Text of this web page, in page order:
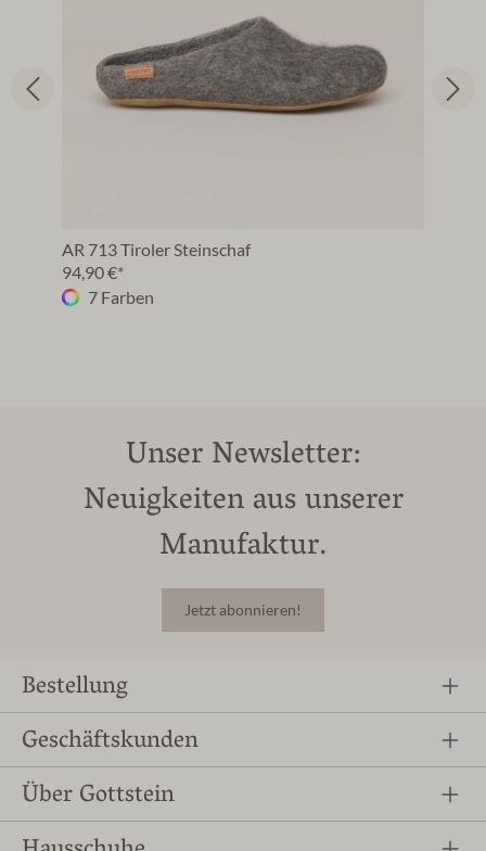
AR 713 Tiroler Steinschaf
94,90 €*
7 Farben
Unser Newsletter:
Neuigkeiten aus unserer
Manufaktur.
Jetzt abonnieren!
Bestellung
Geschäftskunden
Über Gottstein